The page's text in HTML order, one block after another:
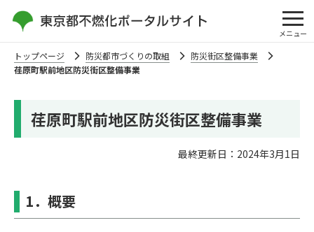
メニュー
トップページ 防災都市づくりの取組
防災街区整備事業
荏原町駅前地区防災街区整備事業
荏原町駅前地区防災街区整備事業
最終更新日：2024年3⽉1⽇
1．概要